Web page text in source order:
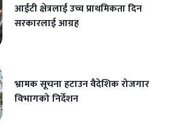
आईटी क्षेत्रलाई उच्च प्राथमिकता दिन
सरकारलाई आग्रह
भ्रामक सूचना हटाउन वैदेशिक रोजगार
विभागको निर्देशन